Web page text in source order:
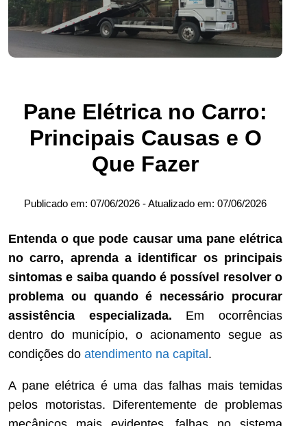
Pane Elétrica no Carro:
Principais Causas e O
Que Fazer
Publicado em: 07/06/2026 - Atualizado em: 07/06/2026
Entenda o que pode causar uma pane elétrica
no carro, aprenda a identificar os principais
sintomas e saiba quando é possível resolver o
problema ou quando é necessário procurar
assistência especializada. Em ocorrências
dentro do município, o acionamento segue as
condições do atendimento na capital.
A pane elétrica é uma das falhas mais temidas
pelos motoristas. Diferentemente de problemas